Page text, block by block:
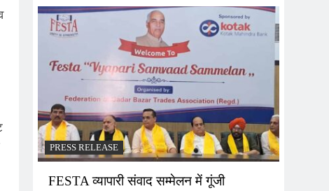
PRESS RELEASE
FESTA व्यापारी संवाद सम्मेलन में गूंजी